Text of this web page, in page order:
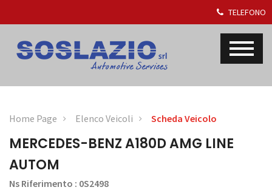
TELEFONO
Home Page Elenco Veicoli Scheda Veicolo
MERCEDES-BENZ A180D AMG LINE
AUTOM
Ns Riferimento : 0S2498